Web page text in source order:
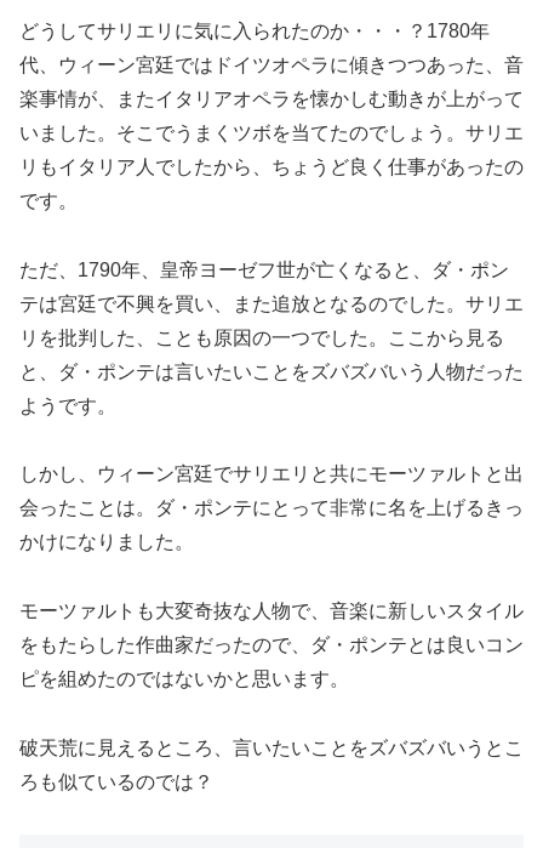
どうしてサリエリに気に入られたのか・・・？1780年
代、ウィーン宮廷ではドイツオペラに傾きつつあった、音
楽事情が、またイタリアオペラを懐かしむ動きが上がって
いました。そこでうまくツボを当てたのでしょう。サリエ
リもイタリア人でしたから、ちょうど良く仕事があったの
です。
ただ、1790年、皇帝ヨーゼフ世が亡くなると、ダ・ポン
テは宮廷で不興を買い、また追放となるのでした。サリエ
リを批判した、ことも原因の一つでした。ここから見る
と、ダ・ポンテは言いたいことをズバズバいう人物だった
ようです。
しかし、ウィーン宮廷でサリエリと共にモーツァルトと出
会ったことは。ダ・ポンテにとって非常に名を上げるきっ
かけになりました。
モーツァルトも大変奇抜な人物で、音楽に新しいスタイル
をもたらした作曲家だったので、ダ・ポンテとは良いコン
ピを組めたのではないかと思います。
破天荒に見えるところ、言いたいことをズバズバいうとこ
ろも似ているのでは？